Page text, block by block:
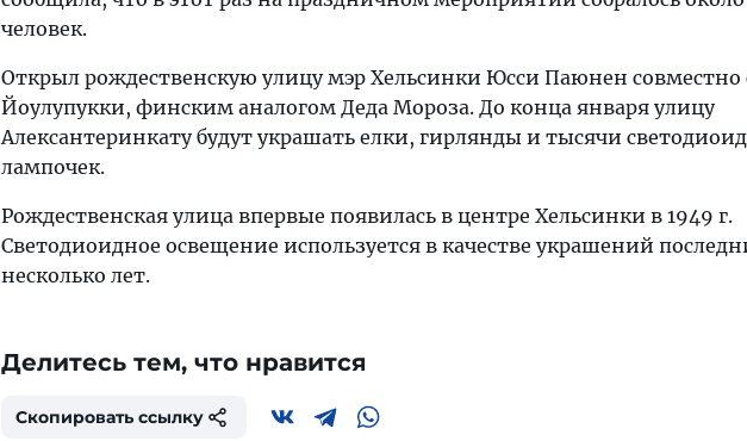
человек.
Открыл рождественскую улицу мэр Хельсинки Юсси Паюнен совместно
Йоулупукки, финским аналогом Деда Мороза. До конца января улицу
Алексантеринкату будут украшать елки, гирлянды и тысячи
лампочек.
Рождественская улица впервые появилась в центре Хельсинки в 1949 г.
Светодиоидное освещение используется в качестве украшений
несколько лет.
Делитесь тем, что нравится
Скопировать ссылку